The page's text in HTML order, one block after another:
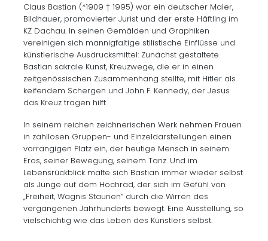
Claus Bastian (*1909 † 1995) war ein deutscher Maler,
Bildhauer, promovierter Jurist und der erste Häftling im
KZ Dachau. In seinen Gemälden und Graphiken
vereinigen sich mannigfaltige stilistische Einflüsse und
künstlerische Ausdrucksmittel: Zunächst gestaltete
Bastian sakrale Kunst, Kreuzwege, die er in einen
zeitgenössischen Zusammenhang stellte, mit Hitler als
keifendem Schergen und John F. Kennedy, der Jesus
das Kreuz tragen hilft.
In seinem reichen zeichnerischen Werk nehmen Frauen
in zahllosen Gruppen- und Einzeldarstellungen einen
vorrangigen Platz ein, der heutige Mensch in seinem
Eros, seiner Bewegung, seinem Tanz. Und im
Lebensrückblick malte sich Bastian immer wieder selbst
als Junge auf dem Hochrad, der sich im Gefühl von
„Freiheit, Wagnis Staunen“ durch die Wirren des
vergangenen Jahrhunderts bewegt. Eine Ausstellung, so
vielschichtig wie das Leben des Künstlers selbst.